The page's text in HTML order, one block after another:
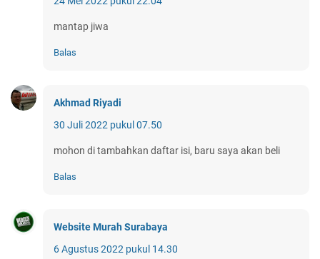
mantap jiwa
Balas
Akhmad Riyadi
30 Juli 2022 pukul 07.50
mohon di tambahkan daftar isi, baru saya akan beli
Balas
Website Murah Surabaya
6 Agustus 2022 pukul 14.30